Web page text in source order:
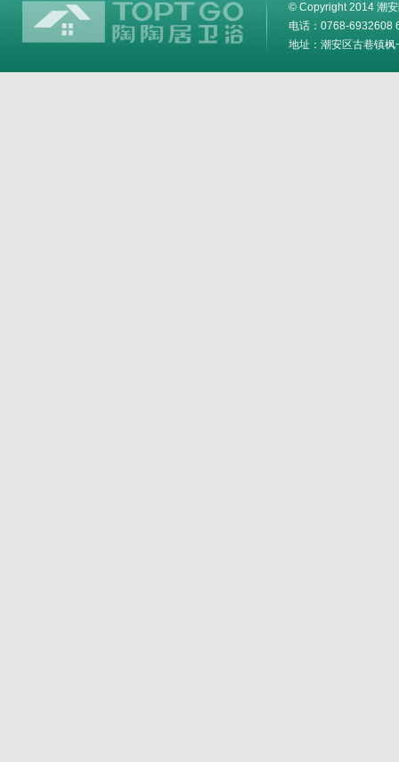
© Copyright 2014 潮
电话：0768-6932608
地址：潮安区古巷镇